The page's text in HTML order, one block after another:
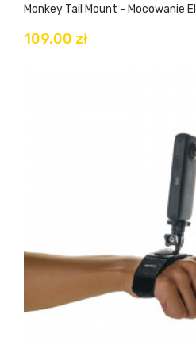
Monkey Tail Mount - Mocowanie
109,00 zł